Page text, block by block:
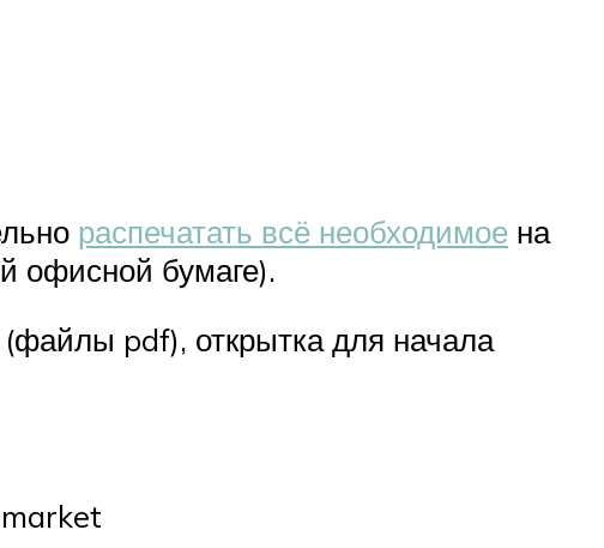
распечатать всё необходимое на
офисной бумаге).
pdf), открытка для начала